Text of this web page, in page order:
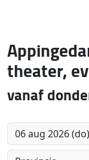
theater,
vanaf